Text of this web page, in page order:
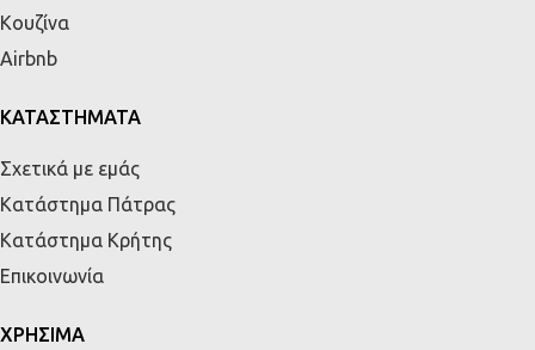
Κουζίνα
Airbnb
ΚΑΤΑΣΤΗΜΑΤΑ
Σχετικά με εμάς
Κατάστημα Πάτρας
Κατάστημα Κρήτης
Επικοινωνία
ΧΡΗΣΙΜΑ